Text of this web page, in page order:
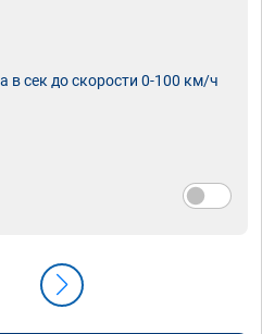
в сек до скорости 0-100 км/ч